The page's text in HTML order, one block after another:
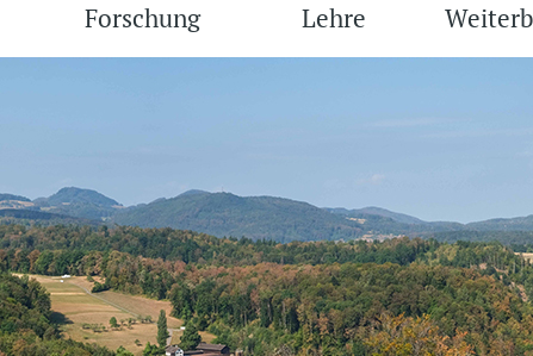
weitere Informationen
Forschung Lehre